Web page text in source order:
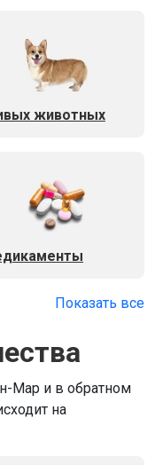
животных
Показать все
Мар и в обратном
на